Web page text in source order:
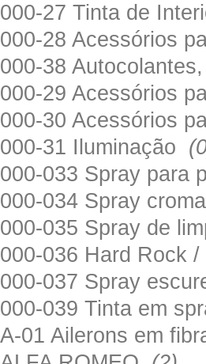
000-27 Tinta de
000-28 Acessórios
000-38
000-29 Acessórios
000-30 Acessórios
000-31 Iluminação
000-033 Spray para
000-034 Spray
000-035 Spray de
000-036 Hard Rock
000-037 Spray
000-039 Tinta em
A-01 Ailerons em